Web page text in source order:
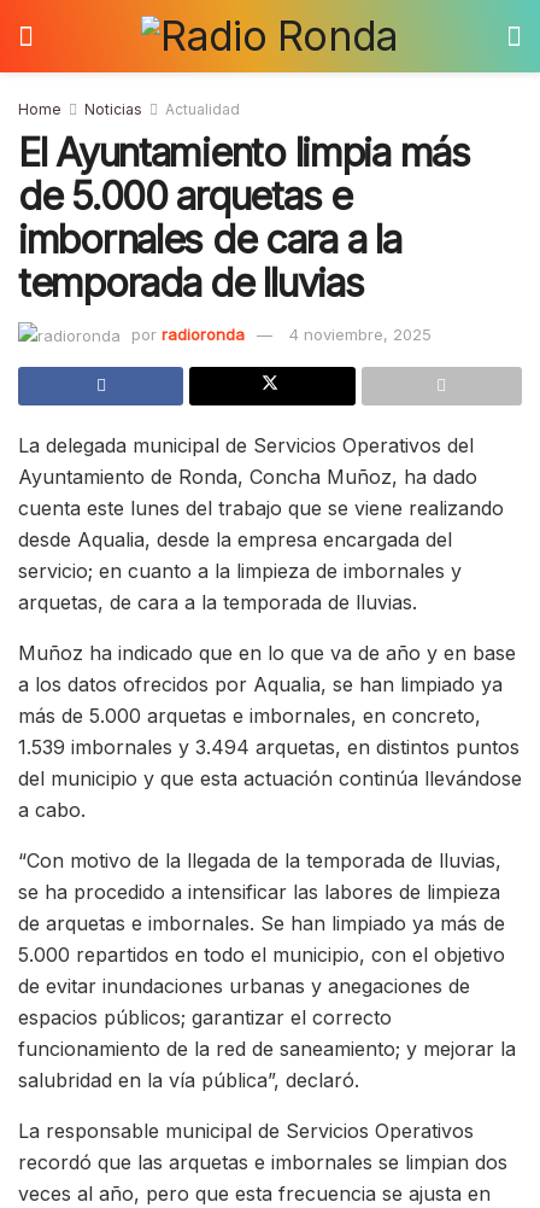
Home Noticias Actualidad
El Ayuntamiento limpia más
de 5.000 arquetas e
imbornales de cara a la
temporada de lluvias
por radioronda 4 noviembre, 2025
La delegada municipal de Servicios Operativos del
Ayuntamiento de Ronda, Concha Muñoz, ha dado
cuenta este lunes del trabajo que se viene realizando
desde Aqualia, desde la empresa encargada del
servicio; en cuanto a la limpieza de imbornales y
arquetas, de cara a la temporada de lluvias.
Muñoz ha indicado que en lo que va de año y en base
a los datos ofrecidos por Aqualia, se han limpiado ya
más de 5.000 arquetas e imbornales, en concreto,
1.539 imbornales y 3.494 arquetas, en distintos puntos
del municipio y que esta actuación continúa llevándose
a cabo.
“Con motivo de la llegada de la temporada de lluvias,
se ha procedido a intensificar las labores de limpieza
de arquetas e imbornales. Se han limpiado ya más de
5.000 repartidos en todo el municipio, con el objetivo
de evitar inundaciones urbanas y anegaciones de
espacios públicos; garantizar el correcto
funcionamiento de la red de saneamiento; y mejorar la
salubridad en la vía pública”, declaró.
La responsable municipal de Servicios Operativos
recordó que las arquetas e imbornales se limpian dos
veces al año, pero que esta frecuencia se ajusta en